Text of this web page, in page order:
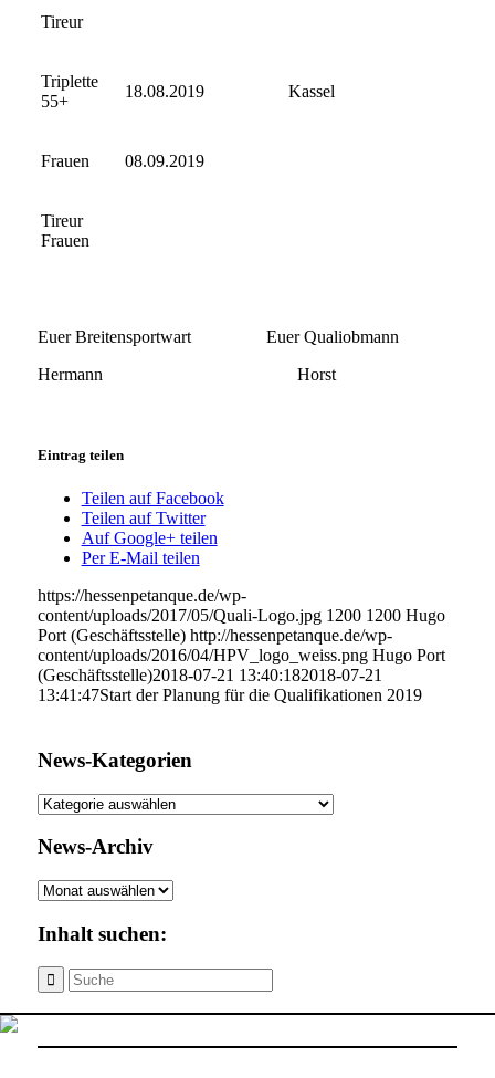
Tireur
Triplette
55+
18.08.2019 Kassel
Frauen 08.09.2019
Tireur
Frauen
Euer Breitensportwart Euer Qualiobmann
Hermann Horst
Eintrag teilen
Teilen auf Facebook
Teilen auf Twitter
Auf Google+ teilen
Per E-Mail teilen
https://hessenpetanque.de/wp-
content/uploads/2017/05/Quali-Logo.jpg 1200 1200 Hugo
Port (Geschäftsstelle) http://hessenpetanque.de/wp-
content/uploads/2016/04/HPV_logo_weiss.png Hugo Port
(Geschäftsstelle)2018-07-21 13:40:182018-07-21
13:41:47Start der Planung für die Qualifikationen 2019
News-Kategorien
News-
News-Archiv
News-
Inhalt suchen: